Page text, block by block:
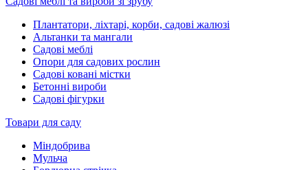
Плантатори, ліхтарі, корби, садові жалюзі
Альтанки та мангали
Садові меблі
Опори для садових рослин
Садові ковані містки
Бетонні вироби
Садові фігурки
Товари для саду
Міндобрива
Мульча